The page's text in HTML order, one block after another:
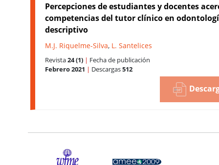
Percepciones de estudiantes y docentes
competencias del tutor clínico en
descriptivo
M.J. Riquelme-Silva, L. Santelices
Revista24 (1) | Fecha de publicación
Febrero 2021 | Descargas512